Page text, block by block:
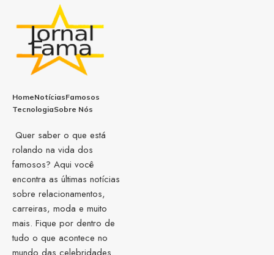
HomeNotíciasFamosos
TecnologiaSobre Nós
Quer saber o que está
rolando na vida dos
famosos? Aqui você
encontra as últimas notícias
sobre relacionamentos,
carreiras, moda e muito
mais. Fique por dentro de
tudo o que acontece no